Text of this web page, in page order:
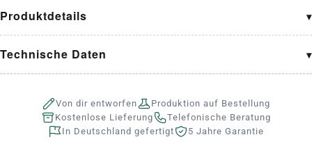
Produktdetails
Technische Daten
Von dir entworfen
Produktion auf Bestellung
Kostenlose Lieferung
Telefonische Beratung
In Deutschland gefertigt
5 Jahre Garantie